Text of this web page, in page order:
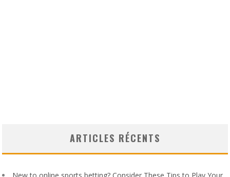
ARTICLES RÉCENTS
New to online sports betting? Consider These Tips to Play Your